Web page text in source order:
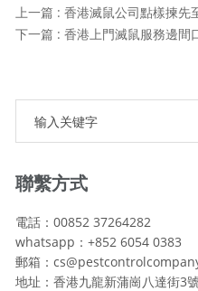
上一篇 : 香港滅鼠公司點樣揀先
下一篇 : 香港上門滅鼠服務邊間
聯繫方式
電話：00852 37264282
whatsapp：+852 6054 0383
郵箱：
地址：香港九龍新蒲崗八達街3